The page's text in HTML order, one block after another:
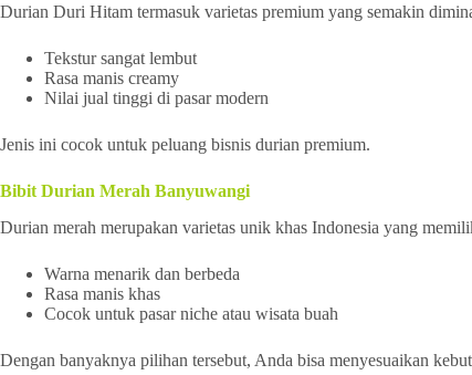
Durian Duri Hitam termasuk varietas premium yang semakin
Tekstur sangat lembut
Rasa manis creamy
Nilai jual tinggi di pasar modern
Jenis ini cocok untuk peluang bisnis durian premium.
Bibit Durian Merah Banyuwangi
Durian merah merupakan varietas unik khas Indonesia yang
Warna menarik dan berbeda
Rasa manis khas
Cocok untuk pasar niche atau wisata buah
Dengan banyaknya pilihan tersebut, Anda bisa menyesuaikan